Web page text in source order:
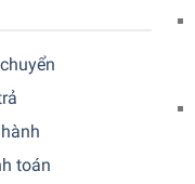
toán